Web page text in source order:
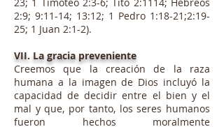
2:9; 9:11-14; 13:12; 1 Pedro 1:18-21;2:19-
25; 1 Juan 2:1-2).
VII. La gracia preveniente
Creemos que la creación de la raza
humana a la imagen de Dios incluyó la
capacidad de decidir entre el bien y el
mal y que, por tanto, los seres humanos
fueron hechos moralmente